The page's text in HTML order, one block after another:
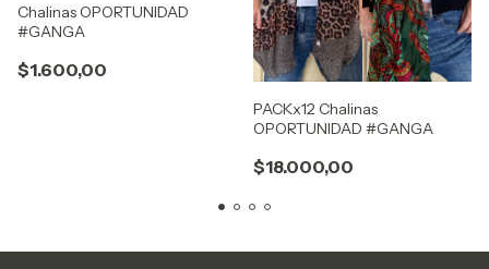
Chalinas OPORTUNIDAD
#GANGA
$1.600,00
PACKx12 Chalinas
OPORTUNIDAD #GANGA
$18.000,00